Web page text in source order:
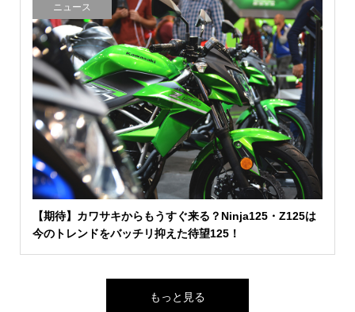
ニュース
【期待】カワサキからもうすぐ来る？Ninja125・Z125は
今のトレンドをバッチリ抑えた待望125！
もっと見る